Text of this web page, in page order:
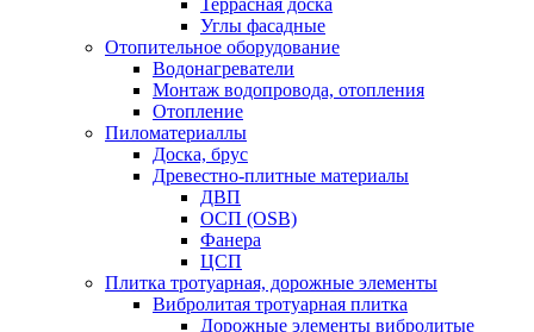
Террасная доска
Углы фасадные
Отопительное оборудование
Водонагреватели
Монтаж водопровода, отопления
Отопление
Пиломатериаллы
Доска, брус
Древестно-плитные материалы
ДВП
ОСП (OSB)
Фанера
ЦСП
Плитка тротуарная, дорожные элементы
Вибролитая тротуарная плитка
Дорожные элементы вибролитые